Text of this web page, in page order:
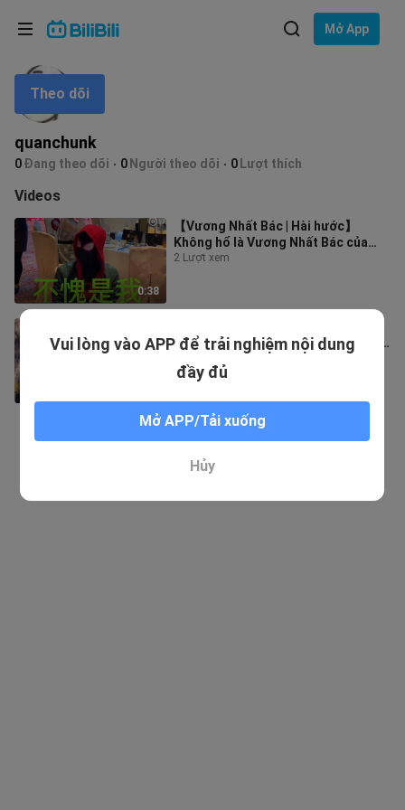
Mở App
quanchunk
0Đang theo dõi 0 Người theo dõi 0 Lượt thích
Theo dõi
Videos
0:38
【Vương Nhất Bác | Hài hước】
Không hổ là Vương Nhất Bác của
tôi!
2 Lượt xem
nối với loạt phim Bo Xiao! ! ! Zai Zai
vs Baby! Món ăn nhẹ mới!
Ngôn ngữ: Tiếng Việt
Lựa chọn ngôn ngữ
English
ภาษาไทย
Tiếng Việt
Bahasa Melayu
Vui lòng vào APP để trải nghiệm nội dung
đầy đủ
Mở APP/Tải xuống
Hủy